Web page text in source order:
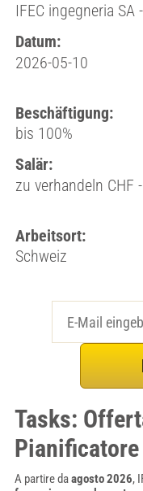
IFEC ingegneria SA -
Datum:
2026-05-10
Beschäftigung:
bis 100%
Salär:
zu verhandeln CHF
Arbeitsort:
Schweiz
Tasks:
A partire daagosto 2026,